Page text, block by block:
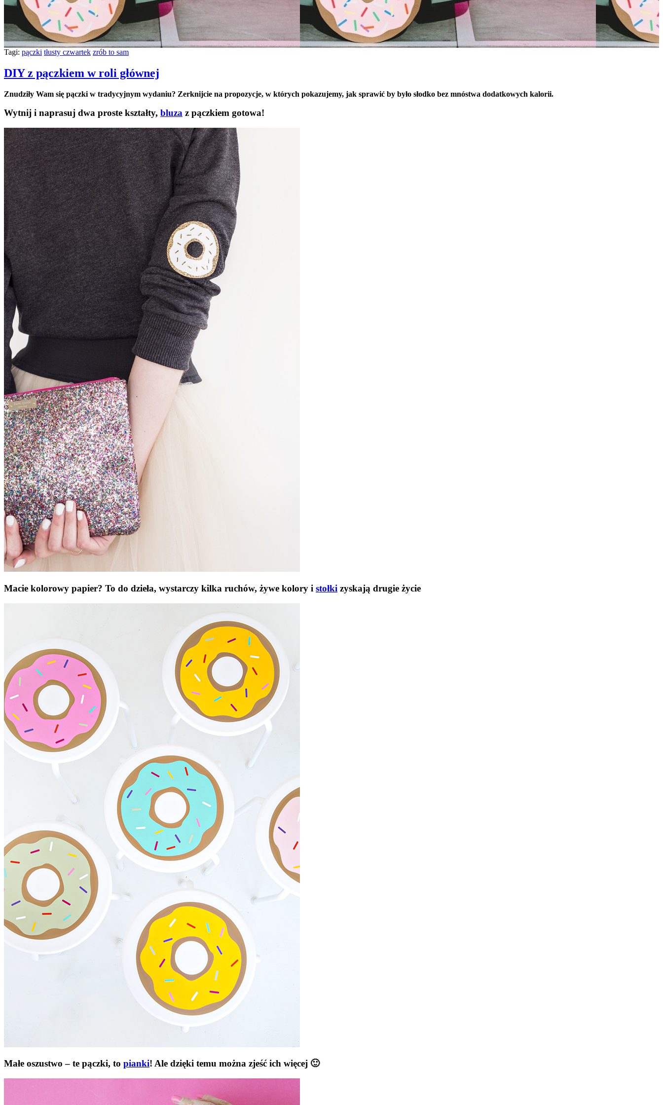
Tagi: pączki tłusty czwartek zrób to sam
DIY z pączkiem w roli głównej
Znudziły Wam się pączki w tradycyjnym wydaniu? Zerknijcie na propozycje, w których pokazujemy, jak sprawić by było słodko bez mnóstwa dodatkowych kalorii.
Wytnij i naprasuj dwa proste kształty, bluza z pączkiem gotowa!
Macie kolorowy papier? To do dzieła, wystarczy kilka ruchów, żywe kolory i stołki zyskają drugie życie
Małe oszustwo – te pączki, to pianki! Ale dzięki temu można zjeść ich więcej 🙂